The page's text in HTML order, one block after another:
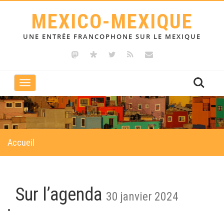
MEXICO-MEXIQUE
UNE ENTRÉE FRANCOPHONE SUR LE MEXIQUE
Toggle
navigation
Accueil
Sur l’agenda 30 janvier 2024